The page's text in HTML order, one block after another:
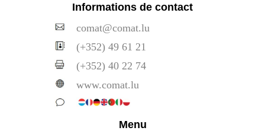
Informations de contact
comat@comat.lu
(+352) 49 61 21
(+352) 40 22 74
www.comat.lu
Menu